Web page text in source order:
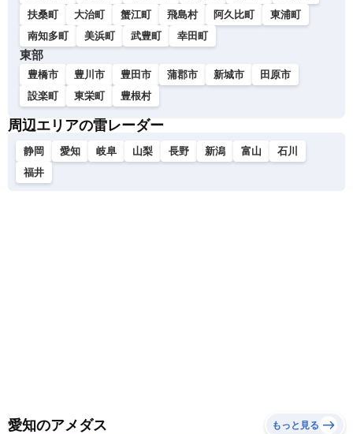
扶桑町
大治町 蟹江町 飛島村 阿久比町
東浦町
南知多町
美浜町 武豊町 幸田町
東部
豊橋市 豊川市 豊田市 蒲郡市 新城市
田原市
設楽町
東栄町 豊根村
周辺エリアの雷レーダー
静岡 愛知 岐阜 山梨 長野 新潟 富山
石川
福井
愛知のアメダス もっと見る